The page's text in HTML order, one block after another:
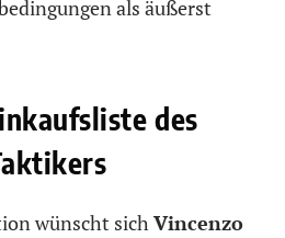
als äußerst
des
wünscht sichVincenzo